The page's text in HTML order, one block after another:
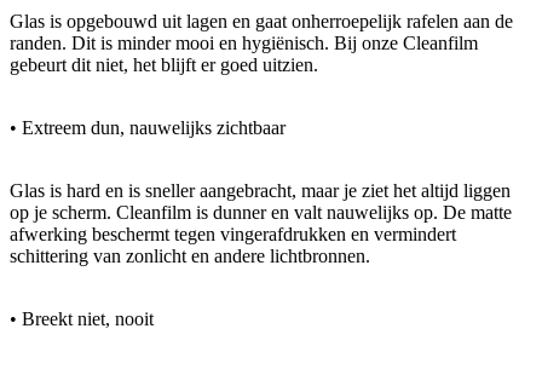
Glas is opgebouwd uit lagen en gaat onherroepelijk rafelen aan de
randen. Dit is minder mooi en hygiënisch. Bij onze Cleanfilm
gebeurt dit niet, het blijft er goed uitzien.
• Extreem dun, nauwelijks zichtbaar
Glas is hard en is sneller aangebracht, maar je ziet het altijd liggen
op je scherm. Cleanfilm is dunner en valt nauwelijks op. De matte
afwerking beschermt tegen vingerafdrukken en vermindert
schittering van zonlicht en andere lichtbronnen.
• Breekt niet, nooit